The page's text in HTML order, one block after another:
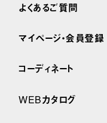
よくあるご質問
マイページ・会員登録
コーディネート
WEBカタログ